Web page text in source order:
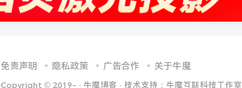
免责声明 隐私政策 广告合作 关于牛魔
Copyright © 2019- · 牛魔博客 · 技术支持： 牛魔互联科技工作室